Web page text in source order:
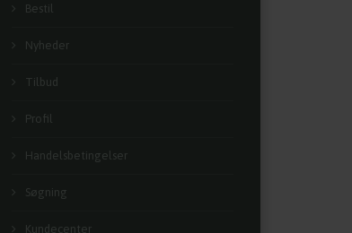
Bestil
Nyheder
Tilbud
Profil
Handelsbetingelser
Søgning
Kundecenter